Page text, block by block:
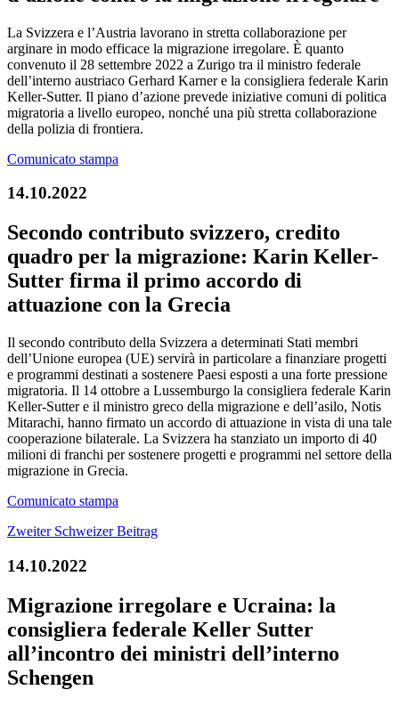
La Svizzera e l’Austria lavorano in stretta collaborazione per
arginare in modo efficace la migrazione irregolare. È quanto
convenuto il 28 settembre 2022 a Zurigo tra il ministro federale
dell’interno austriaco Gerhard Karner e la consigliera federale Karin
Keller-Sutter. Il piano d’azione prevede iniziative comuni di politica
migratoria a livello europeo, nonché una più stretta collaborazione
della polizia di frontiera.
Comunicato stampa
14.10.2022
Secondo contributo svizzero, credito
quadro per la migrazione: Karin Keller-
Sutter firma il primo accordo di
attuazione con la Grecia
Il secondo contributo della Svizzera a determinati Stati membri
dell’Unione europea (UE) servirà in particolare a finanziare progetti
e programmi destinati a sostenere Paesi esposti a una forte pressione
migratoria. Il 14 ottobre a Lussemburgo la consigliera federale Karin
Keller-Sutter e il ministro greco della migrazione e dell’asilo, Notis
Mitarachi, hanno firmato un accordo di attuazione in vista di una tale
cooperazione bilaterale. La Svizzera ha stanziato un importo di 40
milioni di franchi per sostenere progetti e programmi nel settore della
migrazione in Grecia.
Comunicato stampa
Zweiter Schweizer Beitrag
14.10.2022
Migrazione irregolare e Ucraina: la
consigliera federale Keller Sutter
all’incontro dei ministri dell’interno
Schengen